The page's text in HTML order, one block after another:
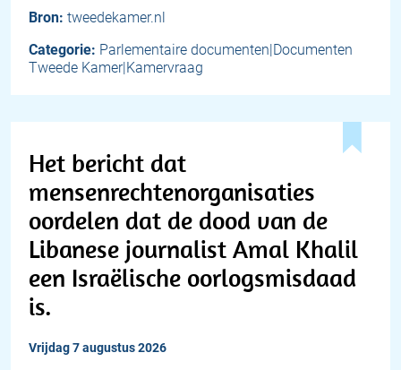
Bron: tweedekamer.nl
Categorie: Parlementaire documenten|Documenten
Tweede Kamer|Kamervraag
Het bericht dat
mensenrechtenorganisaties
oordelen dat de dood van de
Libanese journalist Amal Khalil
een Israëlische oorlogsmisdaad
is.
vrijdag 7 augustus 2026